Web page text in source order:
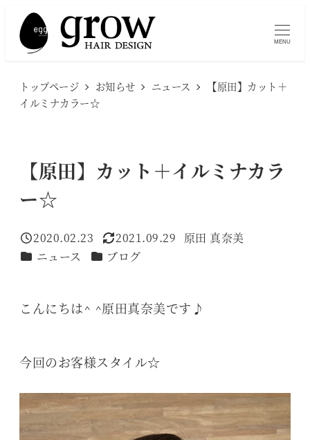
MENU
トップページ お知らせ ニュース
【原田】カット＋
イルミナカラー☆
【原田】カット＋イルミナカラ
ー☆
投稿日
2020.02.23
更新日
2021.09.29
著
原田 真奈美
カテゴリー
ニュース カテゴリー
ブログ
こんにちは^ ^原田真奈美です♪
今回のお客様スタイル☆